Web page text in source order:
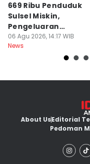
669 Ribu Penduduk
Sulsel Miskin,
Pengeluaran
Terbesarnya Rokok
06 Agu 2026, 14:17 WIB
News
About UsEditorial
Pedoman